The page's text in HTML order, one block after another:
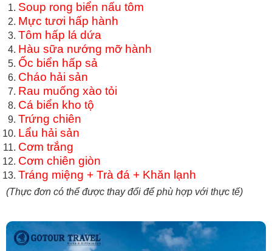
Soup rong biển nấu tôm
Mực tươi hấp hành
Tôm hấp lá dứa
Hàu sữa nướng mỡ hành
Ốc biển hấp sả
Cháo hải sản
Rau muống xào tỏi
Cá biển kho tộ
Trứng chiên
Lẩu hải sản
Cơm trắng
Cơm chiên giòn
Tráng miệng + Trà đá + Khăn lạnh
(Thực đơn có thể được thay đổi để phù hợp với thực tế)